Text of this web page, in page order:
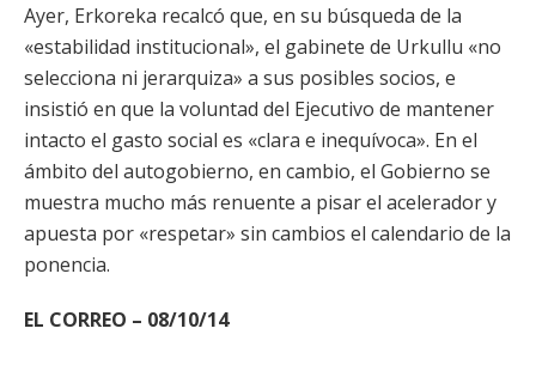
Ayer, Erkoreka recalcó que, en su búsqueda de la
«estabilidad institucional», el gabinete de Urkullu «no
selecciona ni jerarquiza» a sus posibles socios, e
insistió en que la voluntad del Ejecutivo de mantener
intacto el gasto social es «clara e inequívoca». En el
ámbito del autogobierno, en cambio, el Gobierno se
muestra mucho más renuente a pisar el acelerador y
apuesta por «respetar» sin cambios el calendario de la
ponencia.
EL CORREO – 08/10/14